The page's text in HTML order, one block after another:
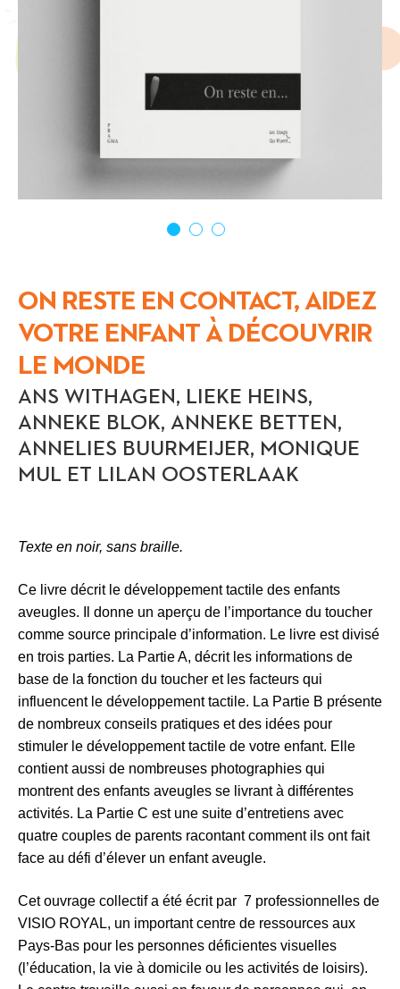
ON RESTE EN CONTACT, AIDEZ
VOTRE ENFANT À DÉCOUVRIR
LE MONDE
ANS WITHAGEN, LIEKE HEINS,
ANNEKE BLOK, ANNEKE BETTEN,
ANNELIES BUURMEIJER, MONIQUE
MUL ET LILAN OOSTERLAAK
Texte en noir, sans braille.
Ce livre décrit le développement tactile des enfants
aveugles. Il donne un aperçu de l’importance du toucher
comme source principale d’information. Le livre est divisé
en trois parties. La Partie A, décrit les informations de
base de la fonction du toucher et les facteurs qui
influencent le développement tactile. La Partie B présente
de nombreux conseils pratiques et des idées pour
stimuler le développement tactile de votre enfant. Elle
contient aussi de nombreuses photographies qui
montrent des enfants aveugles se livrant à différentes
activités. La Partie C est une suite d’entretiens avec
quatre couples de parents racontant comment ils ont fait
face au défi d’élever un enfant aveugle.
Cet ouvrage collectif a été écrit par 7 professionnelles de
VISIO ROYAL, un important centre de ressources aux
Pays-Bas pour les personnes déficientes visuelles
(l’éducation, la vie à domicile ou les activités de loisirs).